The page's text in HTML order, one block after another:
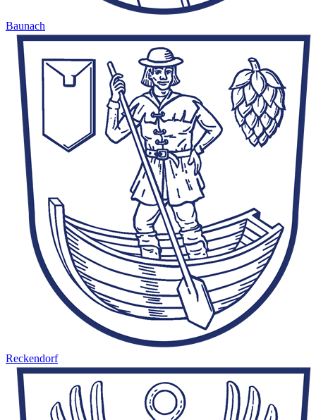
Baunach
Reckendorf